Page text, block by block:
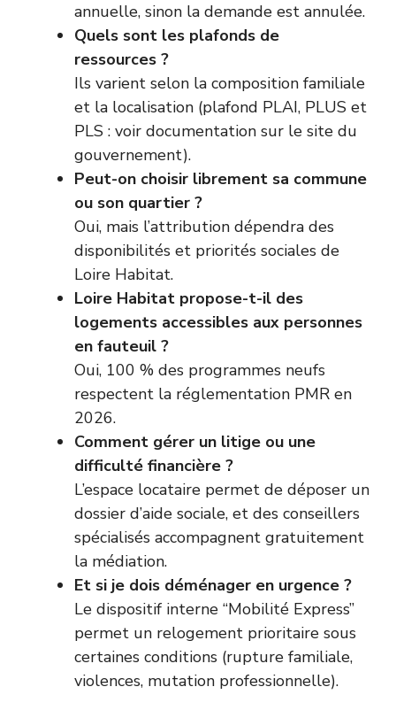
annuelle, sinon la demande est annulée.
Quels sont les plafonds de
ressources ?
Ils varient selon la composition familiale
et la localisation (plafond PLAI, PLUS et
PLS : voir documentation sur le site du
gouvernement).
Peut-on choisir librement sa commune
ou son quartier ?
Oui, mais l’attribution dépendra des
disponibilités et priorités sociales de
Loire Habitat.
Loire Habitat propose-t-il des
logements accessibles aux personnes
en fauteuil ?
Oui, 100 % des programmes neufs
respectent la réglementation PMR en
2026.
Comment gérer un litige ou une
difficulté financière ?
L’espace locataire permet de déposer un
dossier d’aide sociale, et des conseillers
spécialisés accompagnent gratuitement
la médiation.
Et si je dois déménager en urgence ?
Le dispositif interne “Mobilité Express”
permet un relogement prioritaire sous
certaines conditions (rupture familiale,
violences, mutation professionnelle).